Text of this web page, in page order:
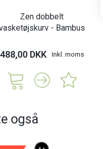
Zen dobbelt
- Bambus
488,00 DKK Inkl. moms
også